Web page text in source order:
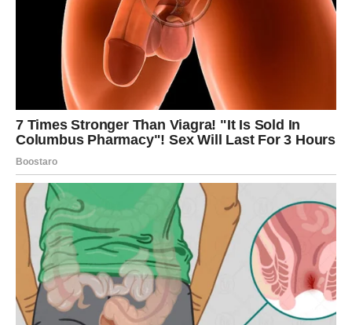
Ovaj test nije samo zabava, već nas potiče da razmislimo
o tome kako se ponašamo u životu i što nas motivira da
donosimo određene odluke. Iako psihološki testovi poput
ovog ne mogu biti apsolutno tačni, često nas tjeraju da se
suočimo sa sobom i bolje razumijemo naše unutrašnje
reakcije. Bilo da ste izabrali ženu broj 1, broj 2 ili broj 3,